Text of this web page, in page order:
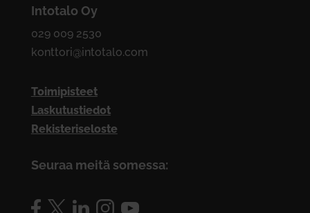
Intotalo Oy
029 009 2530
konttori@intotalo.com
Toimipisteet
Laskutustiedot
Rekisteriseloste
Seuraa meitä somessa: